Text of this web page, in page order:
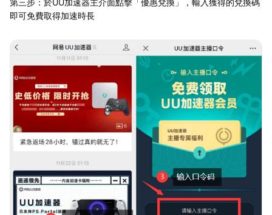
第三步：於UU加速器主介面點擊「優惠兌換」，輸入獲得的兌換碼
即可免費取得加速時長